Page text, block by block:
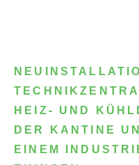
HEIZ- UND
DER KANTINE
EINEM